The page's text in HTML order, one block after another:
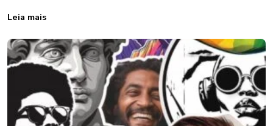
Leia mais